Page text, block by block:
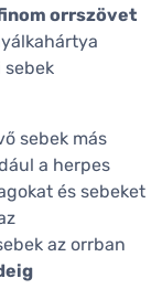
orrszövet
sebek
sebek más
a herpes
és sebeket
az orrban